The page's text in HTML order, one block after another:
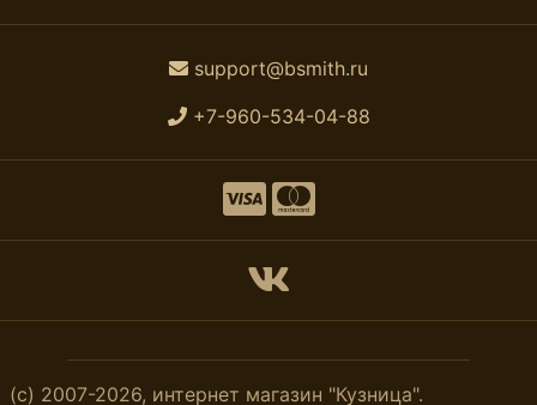
support@bsmith.ru
+7-960-534-04-88
(с) 2007-2026, интернет магазин "Кузница".